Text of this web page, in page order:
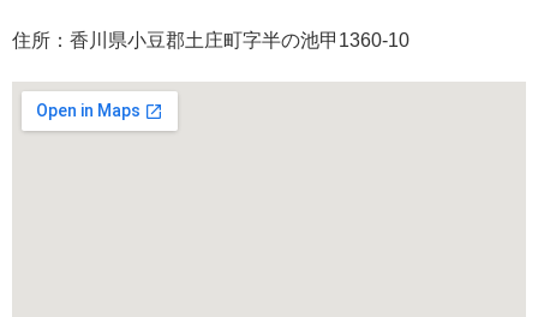
住所：香川県小豆郡土庄町字半の池甲1360-10